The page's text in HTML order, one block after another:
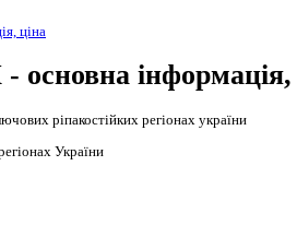
інформація,
ріпакостійких регіонах україни
України